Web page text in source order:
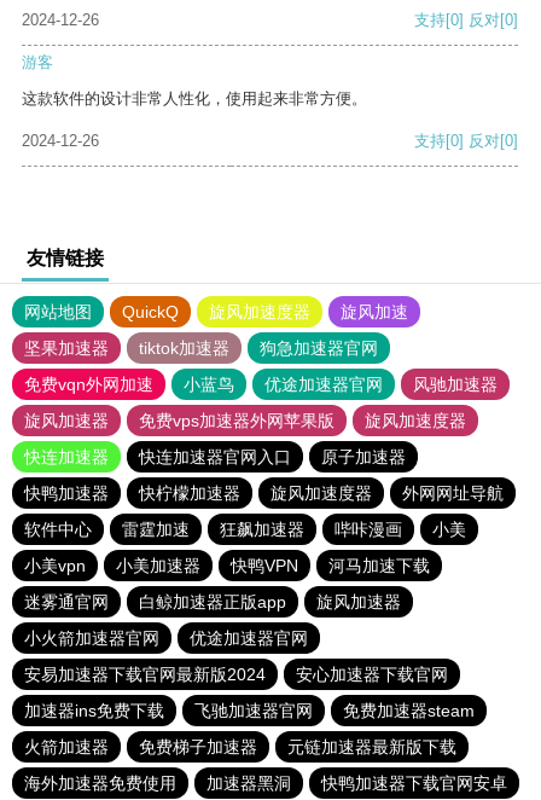
2024-12-26 支持[0] 反对[0]
游客
这款软件的设计非常人性化，使用起来非常方便。
2024-12-26 支持[0] 反对[0]
友情链接
网站地图 QuickQ 旋风加速度器
旋风加速
坚果加速器
tiktok加速器
狗急加速器官网
免费vqn外网加速
小蓝鸟 优途加速器官网
风驰加速器
旋风加速器
免费vps加速器外网苹果版
旋风加速度器
快连加速器
快连加速器官网入口
原子加速器
快鸭加速器
快柠檬加速器 旋风加速度器
外网网址导航
软件中心
雷霆加速 狂飙加速器 哔咔漫画
小美
小美vpn
小美加速器 快鸭VPN
河马加速下载
迷雾通官网
白鲸加速器正版app
旋风加速器
小火箭加速器官网
优途加速器官网
安易加速器下载官网最新版2024
安心加速器下载官网
加速器ins免费下载
飞驰加速器官网
免费加速器steam
火箭加速器
免费梯子加速器
元链加速器最新版下载
海外加速器免费使用
加速器黑洞 快鸭加速器下载官网安卓